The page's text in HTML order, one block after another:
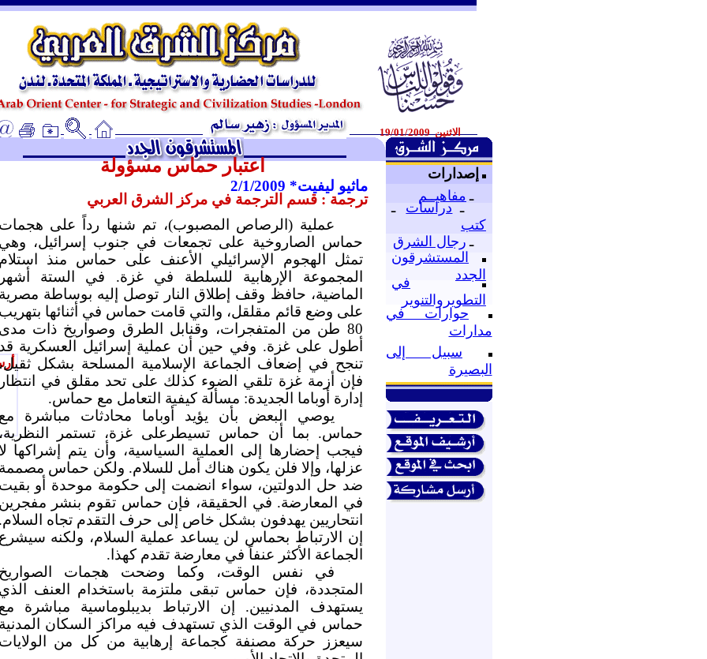
ـ
الاثنين 19/01/2009
إصدارات
ـ مفاهيــم
ـ دراسات
ـ
كتب
ـ رجال الشرق
المستشرقون
الجدد
في
التطويروالتنوير
حوارات في
مدارات
سبيل إلى
البصيرة
اعتبار حماس مسؤولة
ماثيو ليفيت* 2/1/2009
ترجمة : قسم الترجمة في مركز الشرق العربي
عملية (الرصاص المصبوب)، تم شنها رداً على
حماس الصاروخية على تجمعات في جنوب إسرائيل،
تمثل الهجوم الإسرائيلي الأعنف على حماس منذ
المجموعة الإرهابية للسلطة في غزة. في الستة
الماضية، حافظ وقف إطلاق النار توصل إليه بوساطة
على وضع قائم مقلقل، والتي قامت حماس في أثنائها
80 طن من المتفجرات، وقنابل الطرق وصواريخ ذات
أطول على غزة. وفي حين أن عملية إسرائيل العسكرية
تنجح في إضعاف الجماعة الإسلامية المسلحة بشكل
فإن أزمة غزة تلقي الضوء كذلك على تحد مقلق في
إدارة أوباما الجديدة: مسألة كيفية التعامل مع حماس.
يوصي البعض بأن يؤيد أوباما محادثات مباشرة
حماس. بما أن حماس تسيطرعلى غزة، تستمر
فيجب إحضارها إلى العملية السياسية، وأن يتم إشراكها
عزلها، وإلا فلن يكون هناك أمل للسلام. ولكن حماس
ضد حل الدولتين، سواء انضمت إلى حكومة موحدة أو
في المعارضة. في الحقيقة، فإن حماس تقوم بنشر
انتحاريين يهدفون بشكل خاص إلى حرف التقدم تجاه
إن الارتباط بحماس لن يساعد عملية السلام، ولكنه
الجماعة الأكثر عنفاً في معارضة تقدم كهذا.
في نفس الوقت، وكما وضحت هجمات
المتجددة، فإن حماس تبقى ملتزمة باستخدام العنف
يستهدف المدنيين. إن الارتباط بديبلوماسية مباشرة
حماس في الوقت الذي تستهدف فيه مراكز السكان
سيعزز حركة مصنفة كجماعة إرهابية من كل من